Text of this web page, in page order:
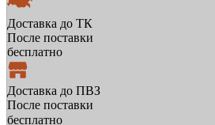
Доставка до ТК
После поставки
бесплатно
Доставка до ПВЗ
После поставки
бесплатно